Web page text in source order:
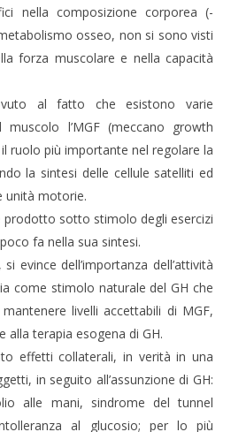
nella composizione corporea (-
osseo, non si sono visti
forza muscolare e nella capacità
al fatto che esistono varie
l’MGF (meccano growth
ruolo più importante nel regolare la
la sintesi delle cellule satelliti ed
unità motorie.
prodotto sotto stimolo degli esercizi
fa nella sua sintesi.
evince dell’importanza dell’attività
come stimolo naturale del GH che
livelli accettabili di MGF,
alla terapia esogena di GH.
effetti collaterali, in verità in una
in seguito all’assunzione di GH:
alle mani, sindrome del tunnel
al glucosio; per lo più